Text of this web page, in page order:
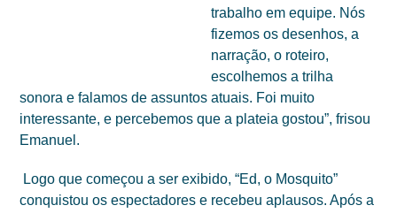
trabalho em equipe. Nós
fizemos os desenhos, a
narração, o roteiro,
escolhemos a trilha
sonora e falamos de assuntos atuais. Foi muito
interessante, e percebemos que a plateia gostou”, frisou
Emanuel.
Logo que começou a ser exibido, “Ed, o Mosquito”
conquistou os espectadores e recebeu aplausos. Após a